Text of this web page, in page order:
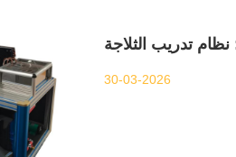
30-03-2026